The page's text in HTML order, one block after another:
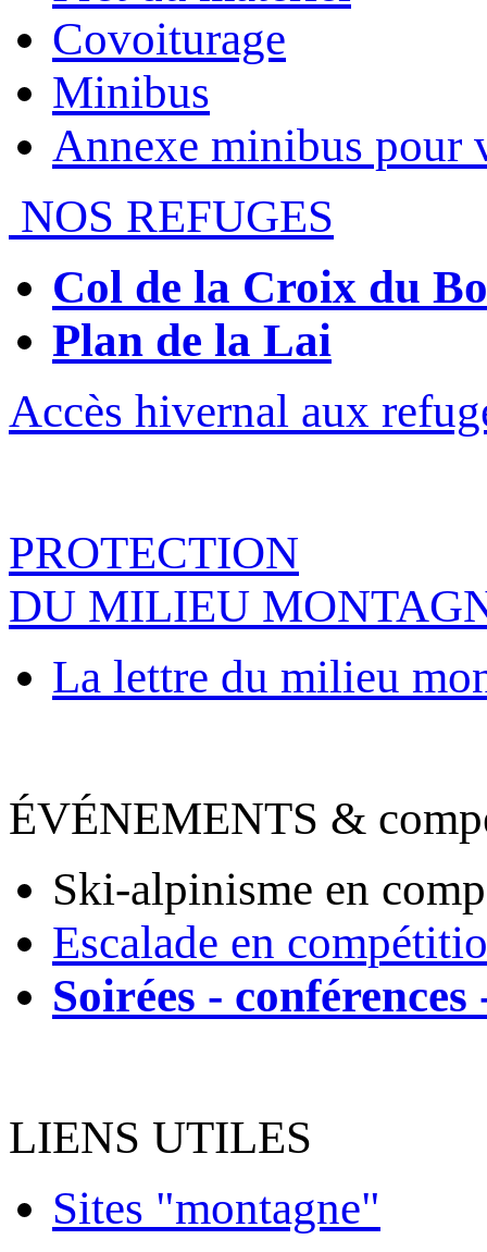
Covoiturage
Minibus
Annexe minibus pour
NOS REFUGES
Col de la Croix du
Plan de la Lai
Accès hivernal aux
PROTECTION
DU MILIEU
La lettre du milieu
ÉVÉNEMENTS &
Ski-alpinisme en
Escalade en
Soirées - conférences
LIENS UTILES
Sites "montagne"